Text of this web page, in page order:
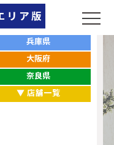
お店をエリアから探す
兵庫県
大阪府
奈良県
▼ 店舗一覧